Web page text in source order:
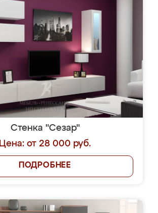
Стенка "Сезар"
Цена: от 28 000 руб.
ПОДРОБНЕЕ